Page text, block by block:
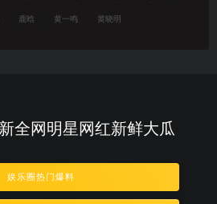
鹿晗 黄一鸣 黄晓明
全网明星网红新鲜大瓜
娱乐圈热门爆料